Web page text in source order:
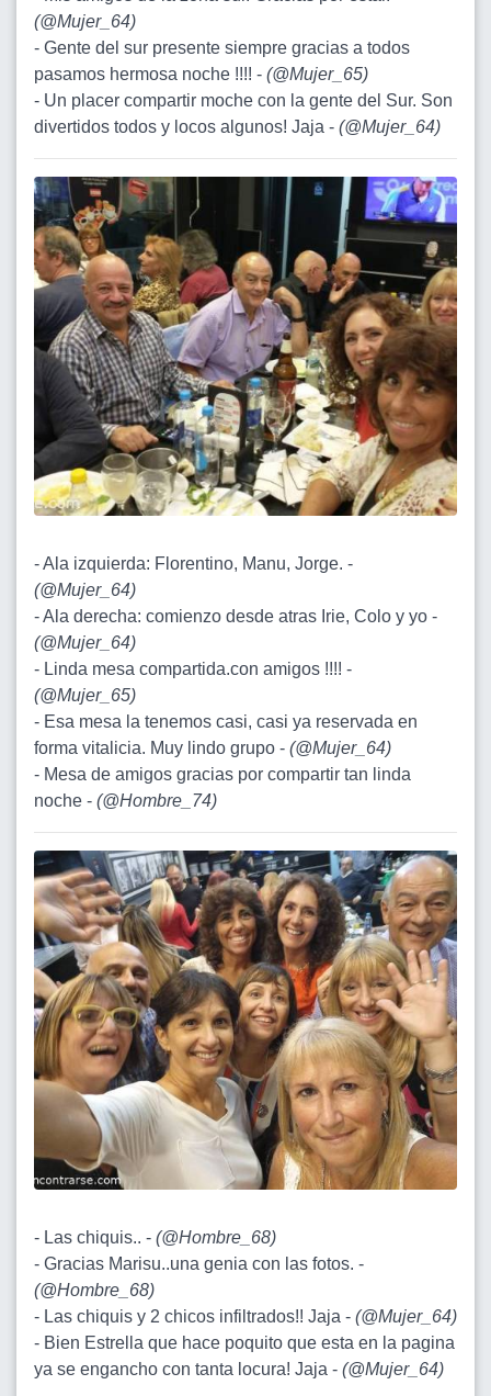
(@Mujer_64)
- Gente del sur presente siempre gracias a todos
pasamos hermosa noche !!!! - (@Mujer_65)
- Un placer compartir moche con la gente del Sur. Son
divertidos todos y locos algunos! Jaja - (@Mujer_64)
- Ala izquierda: Florentino, Manu, Jorge. -
(@Mujer_64)
- Ala derecha: comienzo desde atras Irie, Colo y yo -
(@Mujer_64)
- Linda mesa compartida.con amigos !!!! -
(@Mujer_65)
- Esa mesa la tenemos casi, casi ya reservada en
forma vitalicia. Muy lindo grupo - (@Mujer_64)
- Mesa de amigos gracias por compartir tan linda
noche - (@Hombre_74)
- Las chiquis.. - (@Hombre_68)
- Gracias Marisu..una genia con las fotos. -
(@Hombre_68)
- Las chiquis y 2 chicos infiltrados!! Jaja - (@Mujer_64)
- Bien Estrella que hace poquito que esta en la pagina
ya se engancho con tanta locura! Jaja - (@Mujer_64)